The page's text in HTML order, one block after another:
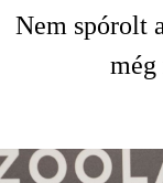
Nem spórolt